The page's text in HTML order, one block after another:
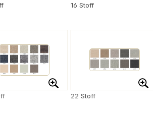
16 Stoff
22 Stoff